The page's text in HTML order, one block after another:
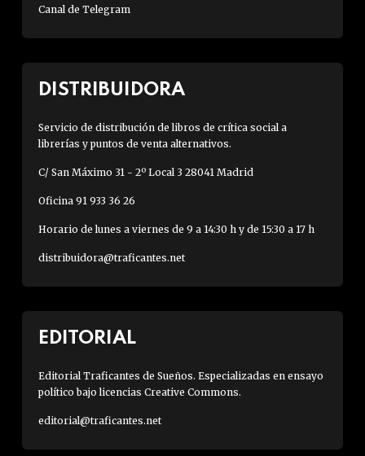
Canal de Telegram
DISTRIBUIDORA
Servicio de distribución de libros de crítica social a
librerías y puntos de venta alternativos.
C/ San Máximo 31 - 2º Local 3 28041 Madrid
Oficina 91 933 36 26
Horario de lunes a viernes de 9 a 14:30 h y de 15:30 a 17 h
distribuidora@traficantes.net
EDITORIAL
Editorial Traficantes de Sueños. Especializadas en ensayo
político bajo licencias Creative Commons.
editorial@traficantes.net